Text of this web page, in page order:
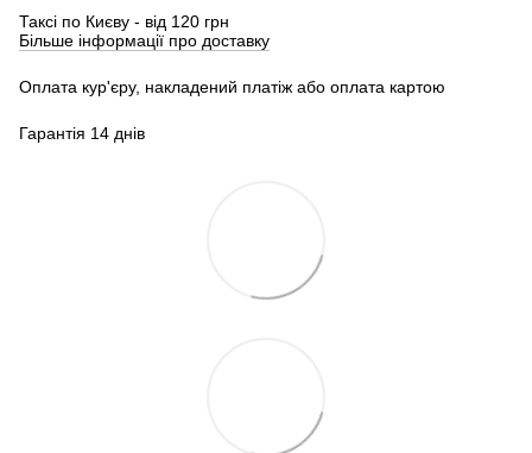
Таксі по Києву - від 120 грн
Більше інформації про доставку
Оплата кур'єру, накладений платіж або оплата картою
Гарантія 14 днів